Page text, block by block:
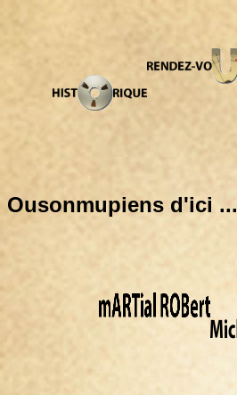
Ousonmupiens d'ici ...